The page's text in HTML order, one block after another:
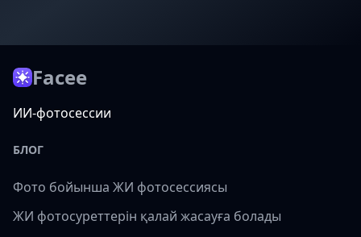
Facee
ИИ-фотосессии
БЛОГ
Фото бойынша ЖИ фотосессиясы
ЖИ фотосуреттерін қалай жасауға болады